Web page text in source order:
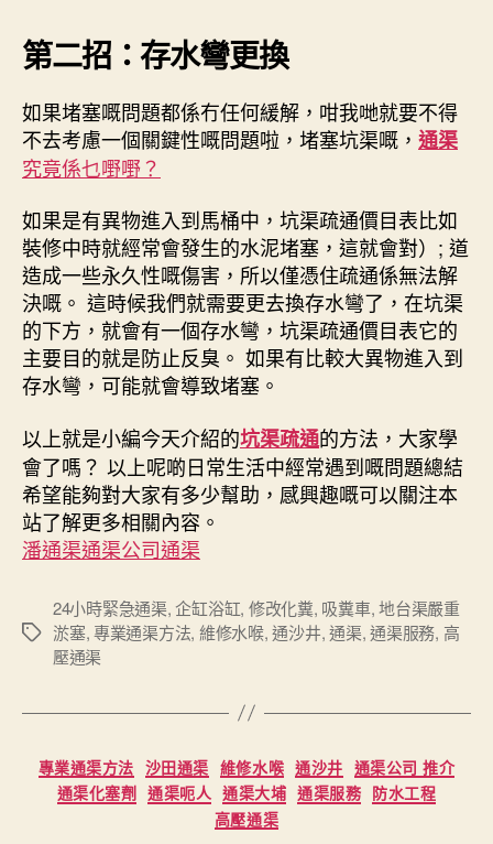
第二招：存水彎更換
如果堵塞嘅問題都係冇任何緩解，咁我哋就要不得
不去考慮一個關鍵性嘅問題啦，堵塞坑渠嘅， 通渠
究竟係乜嘢嘢？
如果是有異物進入到馬桶中，坑渠疏通價目表比如
裝修中時就經常會發生的水泥堵塞，這就會對）; 道
造成一些永久性嘅傷害，所以僅憑住疏通係無法解
決嘅。 這時候我們就需要更去換存水彎了，在坑渠
的下方，就會有一個存水彎，坑渠疏通價目表它的
主要目的就是防止反臭。 如果有比較大異物進入到
存水彎，可能就會導致堵塞。
以上就是小編今天介紹的坑渠疏通的方法，大家學
會了嗎？ 以上呢啲日常生活中經常遇到嘅問題總結
希望能夠對大家有多少幫助，感興趣嘅可以關注本
站了解更多相關內容。
潘通渠通渠公司通渠
Tags
24小時緊急通渠,企缸浴缸, 修改化糞, 吸糞車,地台渠嚴重
淤塞,專業通渠方法, 維修水喉,通沙井,通渠,通渠服務, 高
壓通渠
Categories
專業通渠方法 沙田通渠 維修水喉 通沙井 通渠公司 推介
通渠化塞劑 通渠呃人 通渠大埔 通渠服務 防水工程
高壓通渠